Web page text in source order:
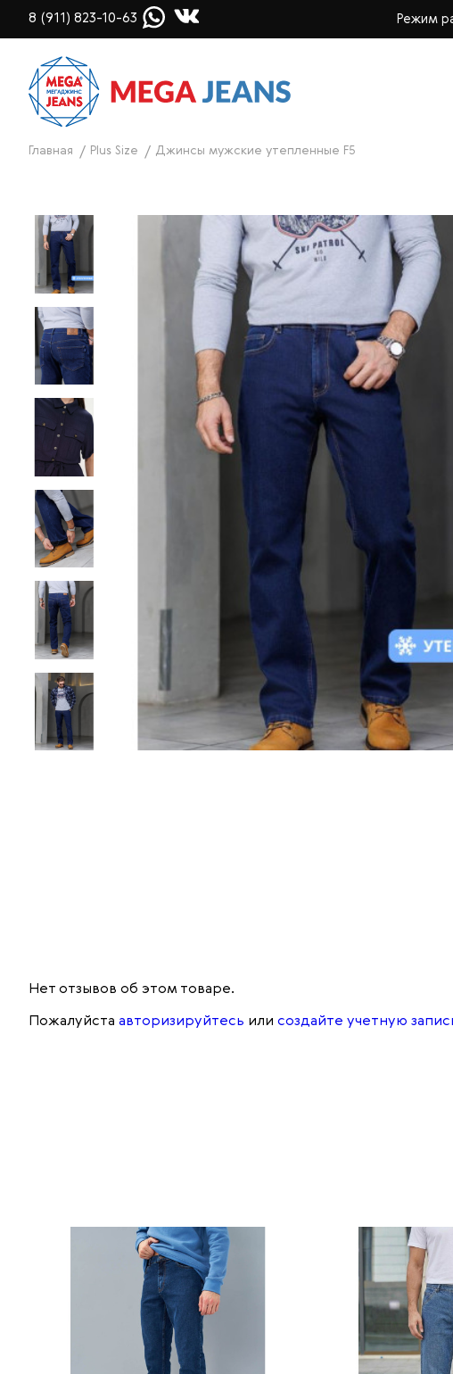
8 (911) 823-10-63 Режим
Главная Plus Size Джинсы мужские утепленные F5
Нет отзывов об этом товаре.
Пожалуйста авторизируйтесь или создайте учетную